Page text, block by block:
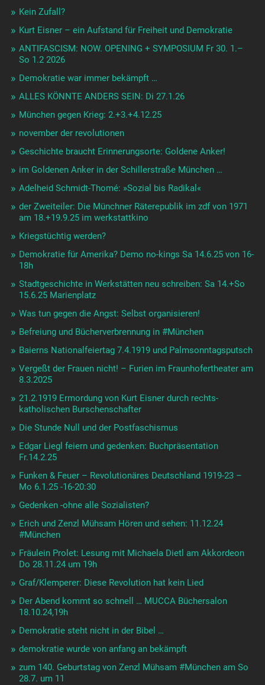
Kein Zufall?
Kurt Eisner – ein Aufstand für Freiheit und Demokratie
ANTIFASCISM: NOW. OPENING + SYMPOSIUM Fr 30. 1.–
So 1.2 2026
Demokratie war immer bekämpft …
ALLES KÖNNTE ANDERS SEIN: Di 27.1.26
München gegen Krieg: 2.+3.+4.12.25
november der revolutionen
Geschichte braucht Erinnerungsorte: Goldene Anker!
im Goldenen Anker in der Schillerstraße München …
Adelheid Schmidt-Thomé: »Sozial bis Radikal«
der Zweiteiler: Die Münchner Räterepublik im zdf von 1971
am 18.+19.9.25 im werkstattkino
Kriegstüchtig werden?
Demokratie für Amerika? Demo no-kings Sa 14.6.25 von 16-
18h
Stadtgeschichte in Werkstätten neu schreiben: Sa 14.+So
15.6.25 Marienplatz
Was tun gegen die Angst: Selbst organisieren!
Befreiung und Bücherverbrennung in #München
Baierns Nationalfeiertag 7.4.1919 und Palmsonntagsputsch
Vergeßt der Frauen nicht! – Furien im Fraunhofertheater am
8.3.2025
21.2.1919 Ermordung von Kurt Eisner durch rechts-
katholischen Burschenschafter
Die Stunde Null und der Postfaschismus
Edgar Liegl feiern und gedenken: Buchpräsentation
Fr.14.2.25
Funken & Feuer – Revolutionäres Deutschland 1919-23 –
Mo 6.1.25 -16-20:30
Gedenken -ohne alle Sozialisten?
Erich und Zenzl Mühsam Hören und sehen: 11.12.24
#München
Fräulein Prolet: Lesung mit Michaela Dietl am Akkordeon
Do 28.11.24 um 19h
Graf/Klemperer: Diese Revolution hat kein Lied
Der Abend kommt so schnell … MUCCA Büchersalon
18.10.24,19h
Demokratie steht nicht in der Bibel …
demokratie wurde von anfang an bekämpft
zum 140. Geburtstag von Zenzl Mühsam #München am So
28.7. um 11